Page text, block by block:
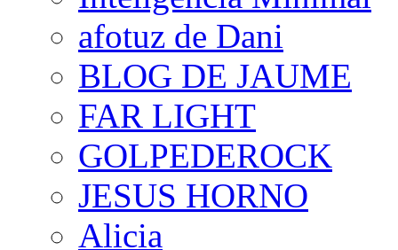
afotuz de Dani
BLOG DE JAUME
FAR LIGHT
GOLPEDEROCK
JESUS HORNO
Alicia